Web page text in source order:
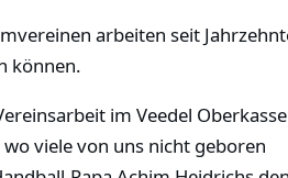
arbeiten seit
können.
im Veedel
viele von uns nicht geboren